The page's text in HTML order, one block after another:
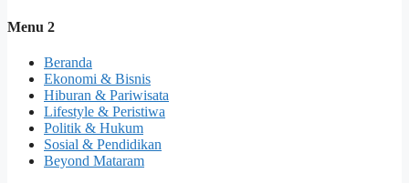
Menu 2
Beranda
Ekonomi & Bisnis
Hiburan & Pariwisata
Lifestyle & Peristiwa
Politik & Hukum
Sosial & Pendidikan
Beyond Mataram